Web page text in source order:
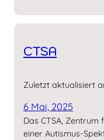
CTSA
Zuletzt aktualisiert
6 Mai, 2025
Das CTSA,
einer Autismus-